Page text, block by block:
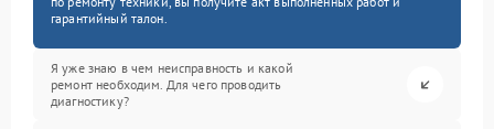
гарантийный талон.
Я уже знаю в чем неисправность и какой
ремонт необходим. Для чего проводить
диагностику?